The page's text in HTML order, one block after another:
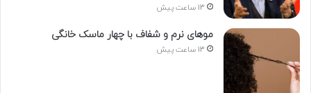
13 ساعت پیش
موهای نرم و شفاف با چهار ماسک خانگی
13 ساعت پیش